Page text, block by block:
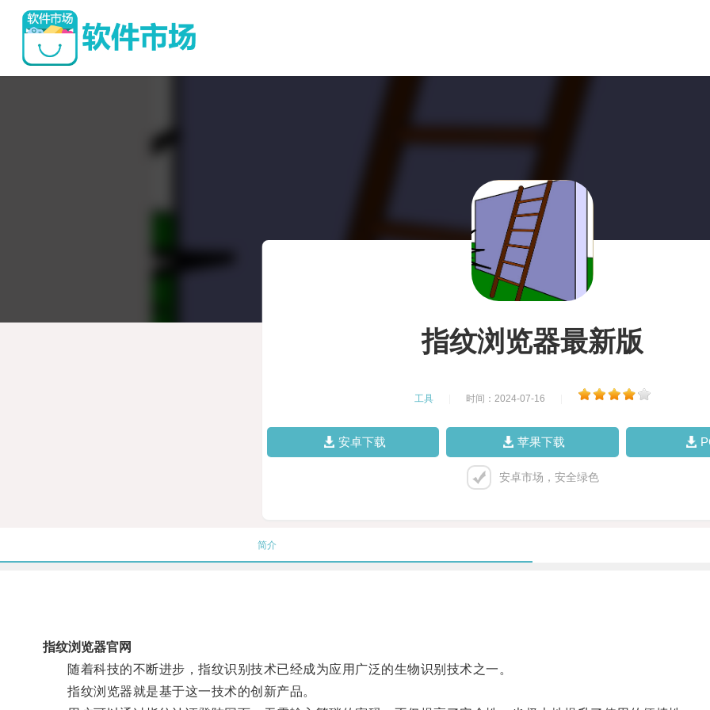
指纹浏览器最新版
工具 时间：2024-07-16
安卓下载 苹果下载
安卓市场，安全绿色
简介
指纹浏览器官网
随着科技的不断进步，指纹识别技术已经成为应用广泛的生物识别技术之一。
指纹浏览器就是基于这一技术的创新产品。